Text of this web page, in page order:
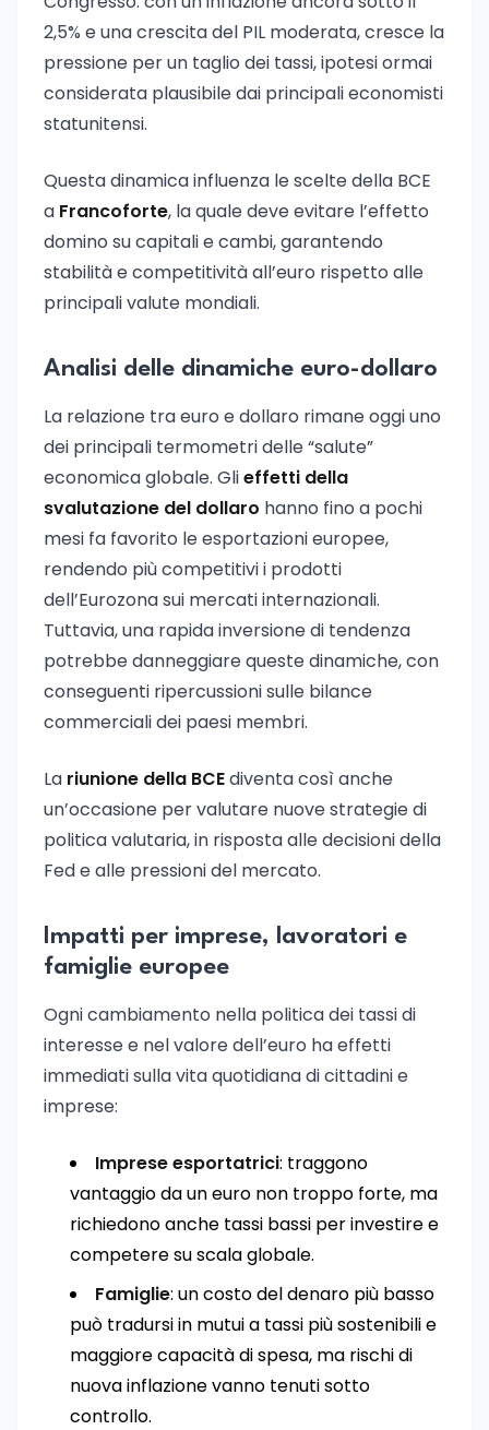
2,5% e una crescita del PIL moderata, cresce la
pressione per un taglio dei tassi, ipotesi ormai
considerata plausibile dai principali economisti
statunitensi.
Questa dinamica influenza le scelte della BCE
a Francoforte, la quale deve evitare l’effetto
domino su capitali e cambi, garantendo
stabilità e competitività all’euro rispetto alle
principali valute mondiali.
Analisi delle dinamiche euro-dollaro
La relazione tra euro e dollaro rimane oggi uno
dei principali termometri delle “salute”
economica globale. Glieffetti della
svalutazione del dollaro hanno fino a pochi
mesi fa favorito le esportazioni europee,
rendendo più competitivi i prodotti
dell’Eurozona sui mercati internazionali.
Tuttavia, una rapida inversione di tendenza
potrebbe danneggiare queste dinamiche, con
conseguenti ripercussioni sulle bilance
commerciali dei paesi membri.
La riunione della BCEdiventa così anche
un’occasione per valutare nuove strategie di
politica valutaria, in risposta alle decisioni della
Fed e alle pressioni del mercato.
Impatti per imprese, lavoratori e
famiglie europee
Ogni cambiamento nella politica dei tassi di
interesse e nel valore dell’euro ha effetti
immediati sulla vita quotidiana di cittadini e
imprese:
Imprese esportatrici: traggono
vantaggio da un euro non troppo forte, ma
richiedono anche tassi bassi per investire e
competere su scala globale.
Famiglie: un costo del denaro più basso
può tradursi in mutui a tassi più sostenibili e
maggiore capacità di spesa, ma rischi di
nuova inflazione vanno tenuti sotto
controllo.